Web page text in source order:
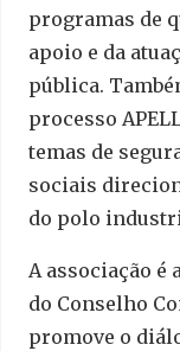
programas de
apoio e da
pública.
processo
temas de
sociais
do polo
A associação é
do Conselho
promove o